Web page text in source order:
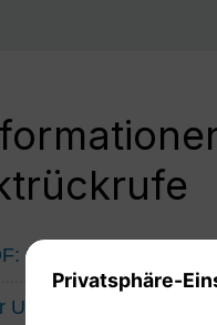
Das müssen Sie
der ARD-